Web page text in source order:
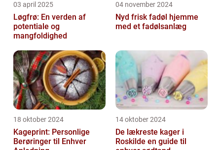
03 april 2025
Løgfrø: En verden af
potentiale og
mangfoldighed
04 november 2024
Nyd frisk fadøl hjemme
med et fadølsanlæg
18 oktober 2024
Kageprint: Personlige
Berøringer til Enhver
14 oktober 2024
De lækreste kager i
Roskilde en guide til